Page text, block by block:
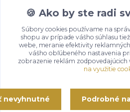
🍪 Ako by ste radi
Súbory cookies používame na
shopu av prípade vášho súhlasu
webe, meranie efektivity
vášho obľúbeného nastavenia
zobrazenie reklám zodpovedajúcich
na využitie
nevyhnutné Podrobné